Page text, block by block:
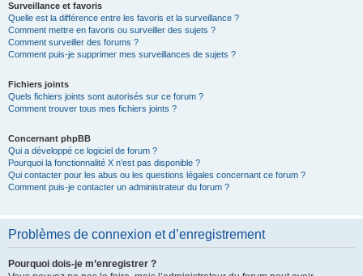
Surveillance et favoris
Quelle est la différence entre les favoris et la surveillance ?
Comment mettre en favoris ou surveiller des sujets ?
Comment surveiller des forums ?
Comment puis-je supprimer mes surveillances de sujets ?
Fichiers joints
Quels fichiers joints sont autorisés sur ce forum ?
Comment trouver tous mes fichiers joints ?
Concernant phpBB
Qui a développé ce logiciel de forum ?
Pourquoi la fonctionnalité X n’est pas disponible ?
Qui contacter pour les abus ou les questions légales concernant ce forum ?
Comment puis-je contacter un administrateur du forum ?
Problèmes de connexion et d’enregistrement
Pourquoi dois-je m’enregistrer ?